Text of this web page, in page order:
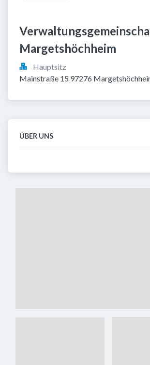
Margetshöchheim
Hauptsitz
Mainstraße 15 97276
ÜBER UNS